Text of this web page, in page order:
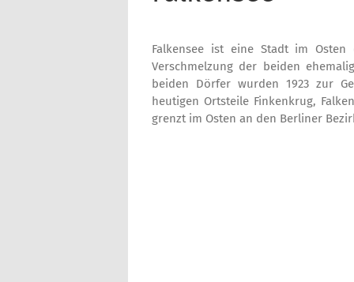
Falkensee ist eine Stadt im Osten
Verschmelzung der beiden
beiden Dörfer wurden 1923 zur
heutigen Ortsteile Finkenkrug,
grenzt im Osten an den Berliner